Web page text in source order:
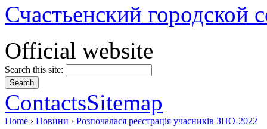
Счастьенский городской
Official website
Search this site:
ContactsSitemap
Home › Новини › Розпочалася реєстрація учасників ЗНО-2022